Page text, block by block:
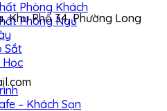
Phòng Khách
Phòng Ngủ
Sắt
Học
– Khách Sạn
Khu Phố 34, Phường Long